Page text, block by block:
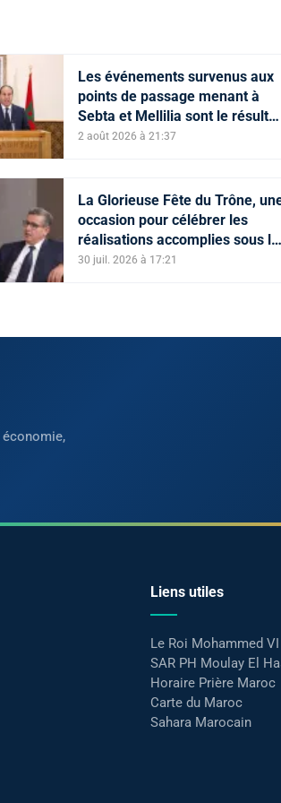
Les événements survenus aux
points de passage menant à
Sebta et Mellilia sont le résultat
de facteurs intriqués, dont
numérique et la diffusion
d'informations trompeuses
(Porte-parole du ministère de
l'Intérieur)
2 août 2026 à 21:37
La Glorieuse Fête du Trône,
occasion pour célébrer les
réalisations accomplies sous la
conduite de Sa Majesté le Roi
30 juil. 2026 à 17:21
Liens utiles
Le Roi Mohammed VI
SAR PH Moulay El
Horaire Prière Maroc
Carte du Maroc
Sahara Marocain